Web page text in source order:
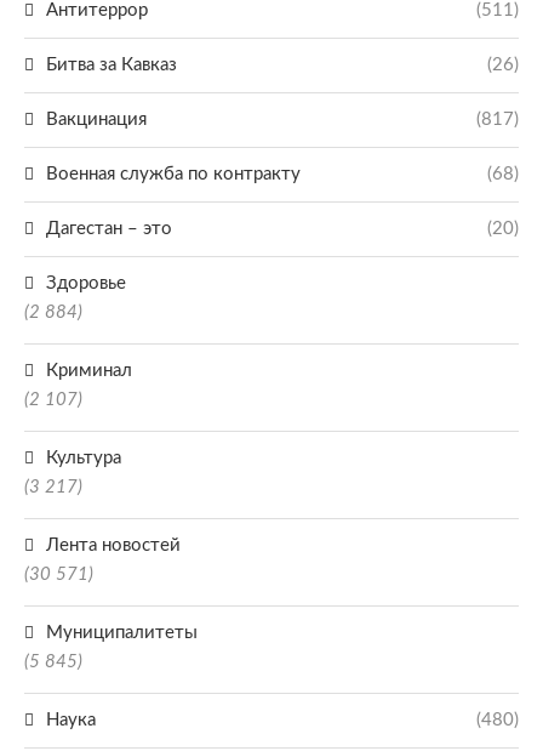
Антитеррор (511)
Битва за Кавказ (26)
Вакцинация (817)
Военная служба по контракту (68)
Дагестан – это (20)
Здоровье
(2 884)
Криминал
(2 107)
Культура
(3 217)
Лента новостей
(30 571)
Муниципалитеты
(5 845)
Наука (480)